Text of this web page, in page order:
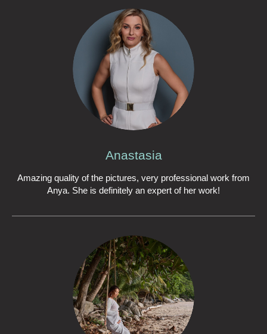
Anastasia
Amazing quality of the pictures, very professional work from
Anya. She is definitely an expert of her work!